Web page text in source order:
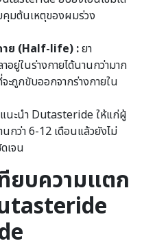
มต้นเหตุของผมร่วง
กาย (Half-life) :ยา
อยู่ในร่างกายได้นานกว่ามาก
ถูกขับออกจากร่างกายใน
นะนำ Dutasteride ให้แก่ผู้
กว่า 6-12 เดือนแล้วยังไม่
เจน
ยบความแตก